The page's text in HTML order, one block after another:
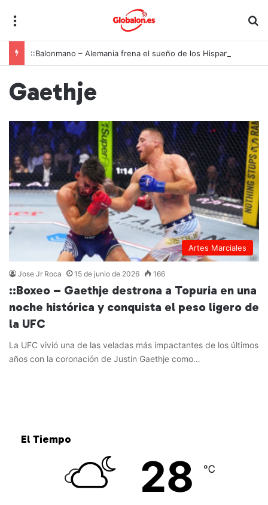
Gaethje
Artes Marciales
Jose Jr Roca 15 de junio de 2026 166
::Boxeo – Gaethje destrona a Topuria en una
noche histórica y conquista el peso ligero de
la UFC
La UFC vivió una de las veladas más impactantes de los últimos
años con la coronación de Justin Gaethje como…
El Tiempo
28 ℃